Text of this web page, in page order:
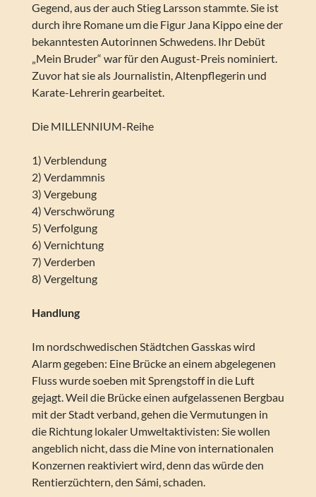
Gegend, aus der auch Stieg Larsson stammte. Sie ist
durch ihre Romane um die Figur Jana Kippo eine der
bekanntesten Autorinnen Schwedens. Ihr Debüt
„Mein Bruder“ war für den August-Preis nominiert.
Zuvor hat sie als Journalistin, Altenpflegerin und
Karate-Lehrerin gearbeitet.
Die MILLENNIUM-Reihe
1) Verblendung
2) Verdammnis
3) Vergebung
4) Verschwörung
5) Verfolgung
6) Vernichtung
7) Verderben
8) Vergeltung
Handlung
Im nordschwedischen Städtchen Gasskas wird
Alarm gegeben: Eine Brücke an einem abgelegenen
Fluss wurde soeben mit Sprengstoff in die Luft
gejagt. Weil die Brücke einen aufgelassenen Bergbau
mit der Stadt verband, gehen die Vermutungen in
die Richtung lokaler Umweltaktivisten: Sie wollen
angeblich nicht, dass die Mine von internationalen
Konzernen reaktiviert wird, denn das würde den
Rentierzüchtern, den Sámi, schaden.